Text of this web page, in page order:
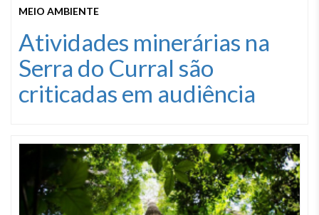
MEIO AMBIENTE
Atividades minerárias na
Serra do Curral são
criticadas em audiência